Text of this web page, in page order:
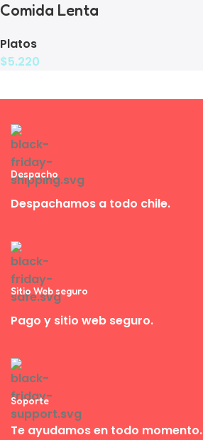
Comida Lenta
Platos
$5.220
Despacho
Despachamos a todo chile.
Sitio Web seguro
Pago y sitio web seguro.
Soporte
Te ayudamos en todo momento.